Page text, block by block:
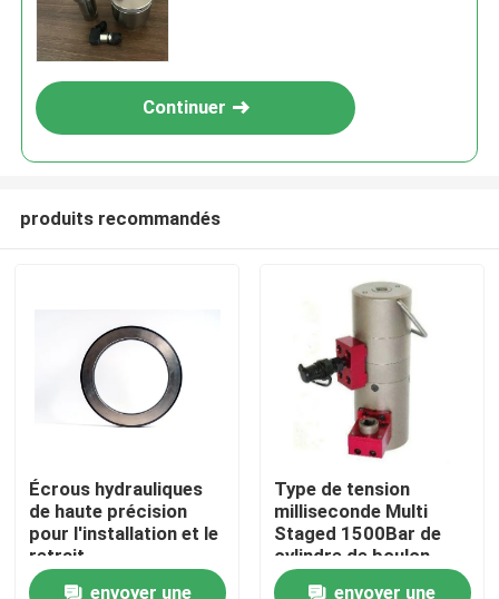
Produits
Vidéos
Continuer
produits recommandés
Écrous hydrauliques
de haute précision
pour l'installation et le
retrait
envoyer une
Type de tension
milliseconde Multi
Staged 1500Bar de
cylindre de boulon
hydraulique de 322 KN
envoyer une